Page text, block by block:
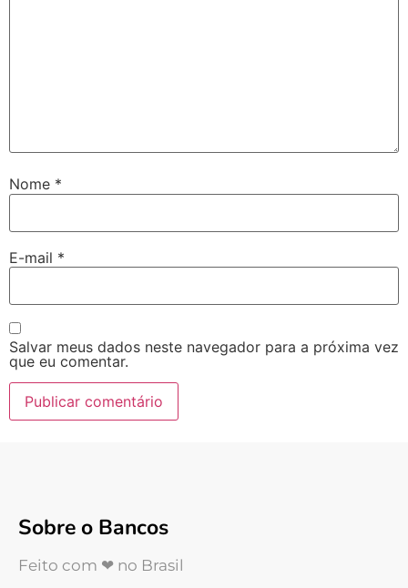
Nome *
E-mail *
Salvar meus dados neste navegador para a próxima vez
que eu comentar.
Sobre o Bancos
Feito com ❤ no Brasil